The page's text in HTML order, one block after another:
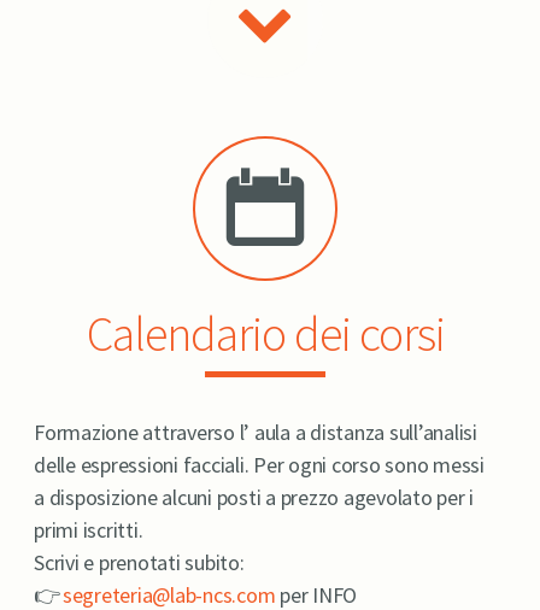
Calendario dei corsi
Formazione attraverso l’ aula a distanza sull’analisi
delle espressioni facciali. Per ogni corso sono messi
a disposizione alcuni posti a prezzo agevolato per i
primi iscritti.
Scrivi e prenotati subito:
👉segreteria@lab-ncs.com per INFO